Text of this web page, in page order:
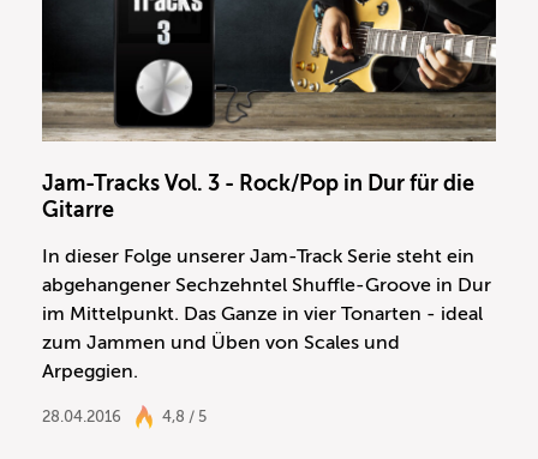
Jam-Tracks Vol. 3 - Rock/Pop in Dur für die
Gitarre
In dieser Folge unserer Jam-Track Serie steht ein
abgehangener Sechzehntel Shuffle-Groove in Dur
im Mittelpunkt. Das Ganze in vier Tonarten - ideal
zum Jammen und Üben von Scales und
Arpeggien.
28.04.2016 4,8 / 5